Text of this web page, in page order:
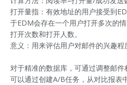
打开量指：有效地址的用户接受到
于EDM会存在一个用户打开多次的
打开次数和打开人数。
意义：用来评估用户对邮件的兴趣
对于精准的数据库，可通过调整邮
可以通过创建A/B任务，从对比报表